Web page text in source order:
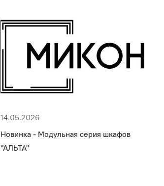
14.05.2026
Новинка - Модульная серия шкафов
"АЛЬТА"